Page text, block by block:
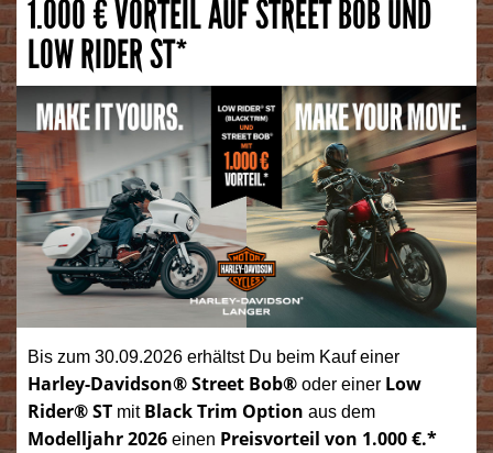
1.000 € VORTEIL AUF STREET BOB UND
LOW RIDER ST*
Bis zum 30.09.2026 erhältst Du beim Kauf einer
Harley-Davidson® Street Bob® oder einer Low
Rider® ST mit Black Trim Option aus dem
Modelljahr 2026 einen Preisvorteil von 1.000 €.*